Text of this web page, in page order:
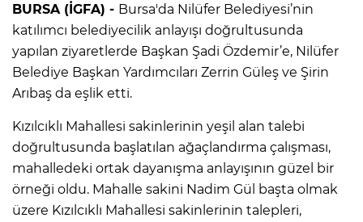
BURSA (İGFA) - Bursa'da Nilüfer Belediyesi’nin
katılımcı belediyecilik anlayışı doğrultusunda
yapılan ziyaretlerde Başkan Şadi Özdemir’e, Nilüfer
Belediye Başkan Yardımcıları Zerrin Güleş ve Şirin
Arıbaş da eşlik etti.
Kızılcıklı Mahallesi sakinlerinin yeşil alan talebi
doğrultusunda başlatılan ağaçlandırma çalışması,
mahalledeki ortak dayanışma anlayışının güzel bir
örneği oldu. Mahalle sakini Nadim Gül başta olmak
üzere Kızılcıklı Mahallesi sakinlerinin talepleri,